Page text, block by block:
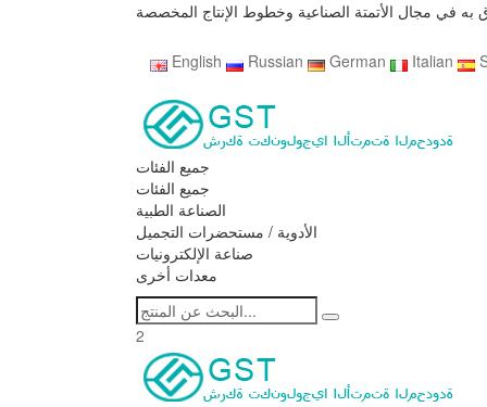
به في مجال الأتمتة الصناعية وخطوط الإنتاج المخصصة
English Russian German Italian
جميع الفئات
جميع الفئات
الصناعة الطبية
الأدوية / مستحضرات التجميل
صناعة الإلكترونيات
معدات أخرى
2